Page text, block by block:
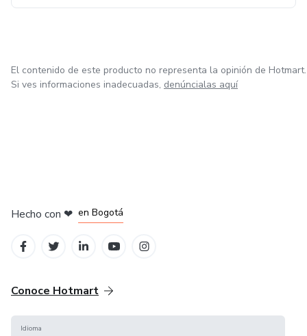
El contenido de este producto no representa la opinión de Hotmart.
Si ves informaciones inadecuadas, denúncialas aquí
Hecho con ❤ en Bogotá
Conoce Hotmart
Idioma